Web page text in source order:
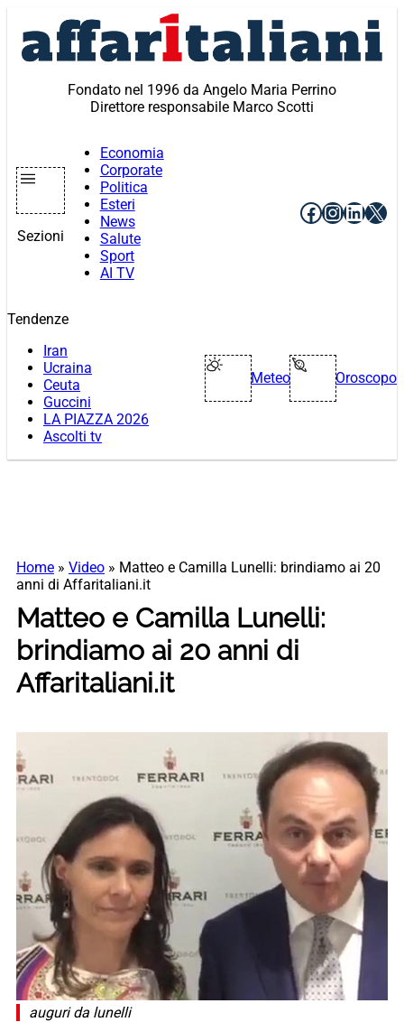
contenuto
Fondato nel 1996 da Angelo Maria Perrino
Direttore responsabile Marco Scotti
Sezioni
Economia
Corporate
Politica
Esteri
News
Salute
Sport
AI TV
Facebook
X
Tendenze
Iran
Ucraina
Ceuta
Guccini
LA PIAZZA 2026
Ascolti tv
Meteo Oroscopo
Home » Video » Matteo e Camilla Lunelli: brindiamo ai 20
anni di Affaritaliani.it
Matteo e Camilla Lunelli:
brindiamo ai 20 anni di
Affaritaliani.it
auguri da lunelli